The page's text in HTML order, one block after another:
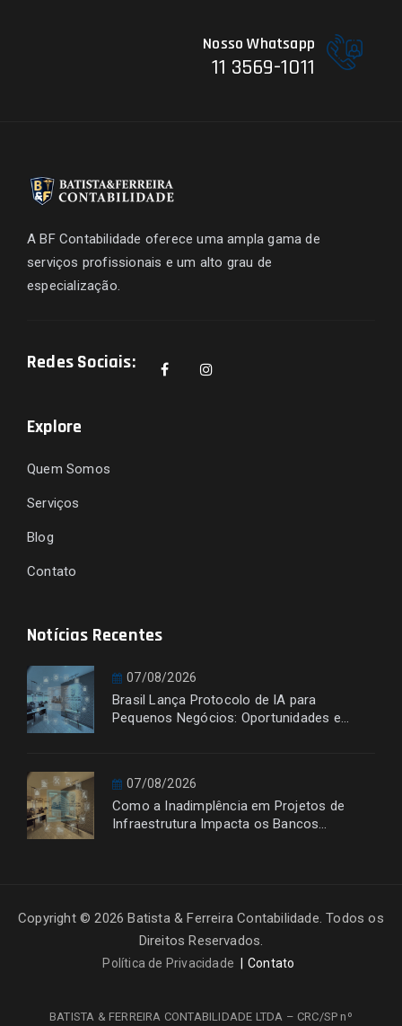
Nosso Whatsapp
11 3569-1011
A BF Contabilidade oferece uma ampla gama de
serviços profissionais e um alto grau de
especialização.
Redes Sociais:
Explore
Quem Somos
Serviços
Blog
Contato
Notícias Recentes
07/08/2026
Brasil Lança Protocolo de IA para
Pequenos Negócios: Oportunidades e
07/08/2026
Como a Inadimplência em Projetos de
Infraestrutura Impacta os Bancos
Copyright © 2026 Batista & Ferreira Contabilidade. Todos os
Direitos Reservados.
Política de Privacidade Contato
BATISTA & FERREIRA CONTABILIDADE LTDA – CRC/SP nº